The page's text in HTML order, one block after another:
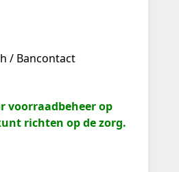
voorraadbeheer op
richten op de zorg.